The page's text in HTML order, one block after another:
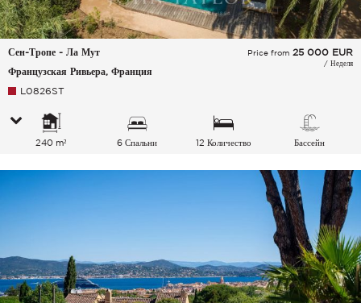
Сен-Тропе - Ла Мут
Французская Ривьера, Франция
Price from 25 000 EUR
/ Неделя
L0826ST
240 m² 6 Спальни
12 Количество
Бассейн